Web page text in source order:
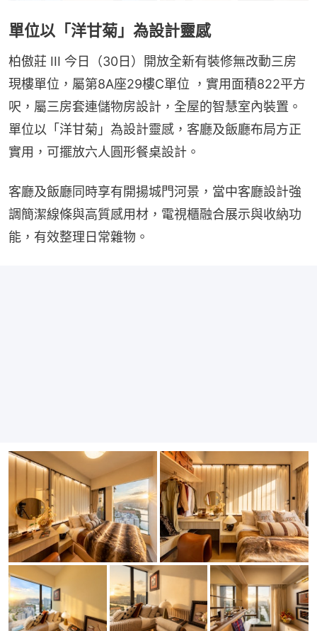
單位以「洋甘菊」為設計靈感
柏傲莊 III 今日（30日）開放全新有裝修無改動三房
現樓單位，屬第8A座29樓C單位 ，實用面積822平方
呎，屬三房套連儲物房設計，全屋的智慧室內裝置。
單位以「洋甘菊」為設計靈感，客廳及飯廳布局方正
實用，可擺放六人圓形餐桌設計。
客廳及飯廳同時享有開揚城門河景，當中客廳設計強
調簡潔線條與高質感用材，電視櫃融合展示與收納功
能，有效整理日常雜物。